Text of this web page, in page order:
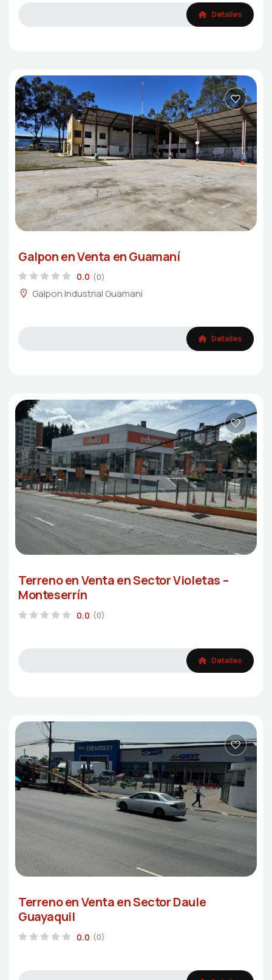
Detalles
Galpon en Venta en Guamaní
0.0 (0)
Galpon Industrial Guamaní
Detalles
Terreno en Venta en Sector Violetas –
Monteserrín
0.0 (0)
Detalles
Terreno en Venta en Sector Daule
Guayaquil
0.0 (0)